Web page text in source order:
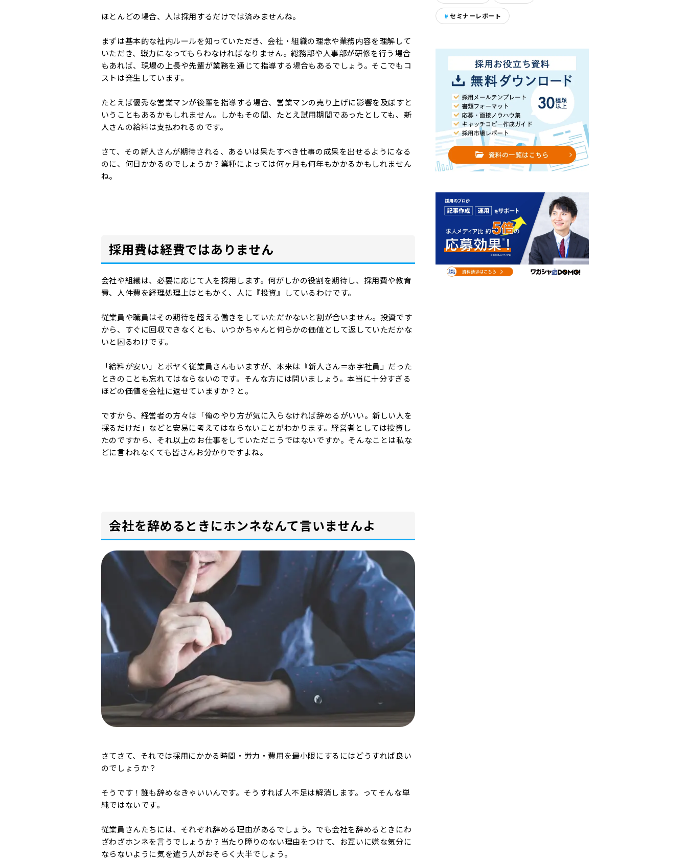
ほとんどの場合、人は採用するだけでは済みませんね。
まずは基本的な社内ルールを知っていただき、会社・組織の理念や業務内容を理解して
いただき、戦力になってもらわなければなりません。総務部や人事部が研修を行う場合
もあれば、現場の上長や先輩が業務を通じて指導する場合もあるでしょう。そこでもコ
ストは発生しています。
たとえば優秀な営業マンが後輩を指導する場合、営業マンの売り上げに影響を及ぼすと
いうこともあるかもしれません。しかもその間、たとえ試用期間であったとしても、新
人さんの給料は支払われるのです。
さて、その新人さんが期待される、あるいは果たすべき仕事の成果を出せるようになる
のに、何日かかるのでしょうか？業種によっては何ヶ月も何年もかかるかもしれません
ね。
採用費は経費ではありません
会社や組織は、必要に応じて人を採用します。何がしかの役割を期待し、採用費や教育
費、人件費を経理処理上はともかく、人に『投資』しているわけです。
従業員や職員はその期待を超える働きをしていただかないと割が合いません。投資です
から、すぐに回収できなくとも、いつかちゃんと何らかの価値として返していただかな
いと困るわけです。
「給料が安い」とボヤく従業員さんもいますが、本来は『新人さん＝赤字社員』だった
ときのことも忘れてはならないのです。そんな方には問いましょう。本当に十分すぎる
ほどの価値を会社に返せていますか？と。
ですから、経営者の方々は「俺のやり方が気に入らなければ辞めるがいい。新しい人を
採るだけだ」などと安易に考えてはならないことがわかります。経営者としては投資し
たのですから、それ以上のお仕事をしていただこうではないですか。そんなことは私な
どに言われなくても皆さんお分かりですよね。
会社を辞めるときにホンネなんて言いませんよ
さてさて、それでは採用にかかる時間・労力・費用を最小限にするにはどうすれば良い
のでしょうか？
そうです！誰も辞めなきゃいいんです。そうすれば人不足は解消します。ってそんな単
純ではないです。
従業員さんたちには、それぞれ辞める理由があるでしょう。でも会社を辞めるときにわ
ざわざホンネを言うでしょうか？当たり障りのない理由をつけて、お互いに嫌な気分に
ならないように気を遣う人がおそらく大半でしょう。
セミナーレポート